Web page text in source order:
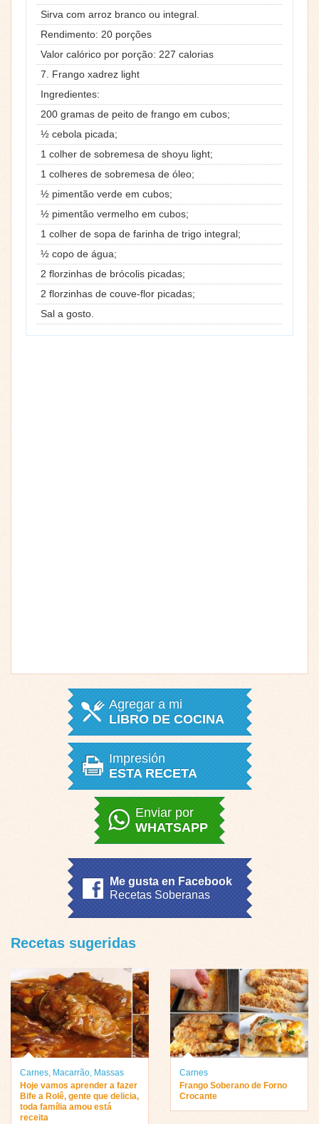
Sirva com arroz branco ou integral.
Rendimento: 20 porções
Valor calórico por porção: 227 calorias
7. Frango xadrez light
Ingredientes:
200 gramas de peito de frango em cubos;
½ cebola picada;
1 colher de sobremesa de shoyu light;
1 colheres de sobremesa de óleo;
½ pimentão verde em cubos;
½ pimentão vermelho em cubos;
1 colher de sopa de farinha de trigo integral;
½ copo de água;
2 florzinhas de brócolis picadas;
2 florzinhas de couve-flor picadas;
Sal a gosto.
Agregar a mi
LIBRO DE COCINA
Impresión
ESTA RECETA
Enviar por
WHATSAPP
Me gusta en Facebook
Recetas Soberanas
Recetas sugeridas
Carnes, Macarrão, Massas
Hoje vamos aprender a fazer
Bife a Rolê, gente que delicia,
toda família amou está
receita
Carnes
Frango Soberano de Forno
Crocante